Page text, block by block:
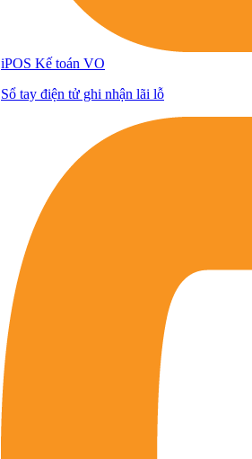
iPOS Kế toán VO
Sổ tay điện tử ghi nhận lãi lỗ